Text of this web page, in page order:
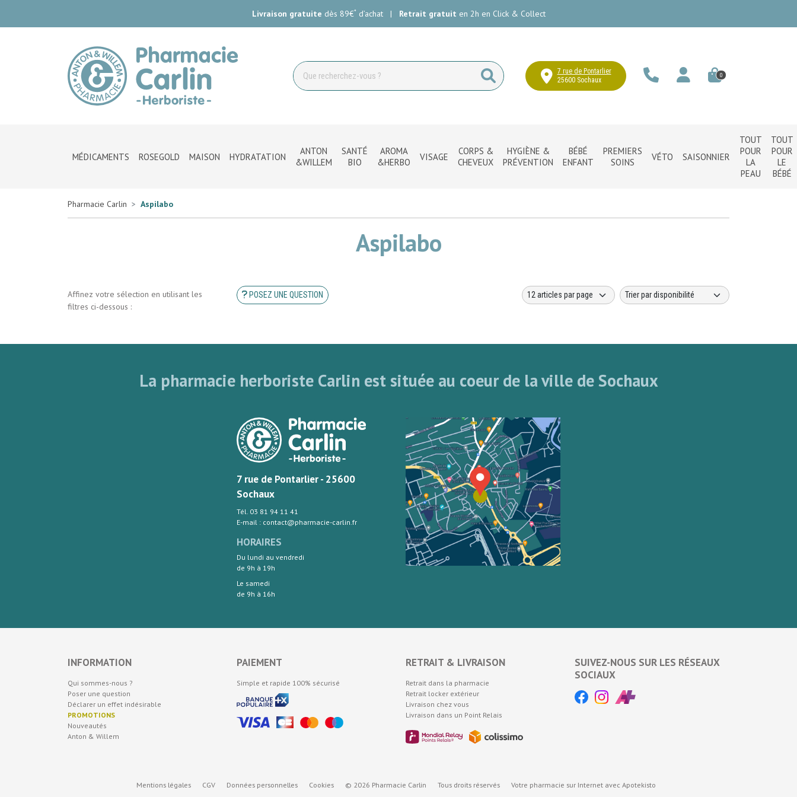
Livraison gratuite dès 89€*d’achat | Retrait gratuit en 2h en Click & Collect
Pharmacie Carlin Votre pharmacie en ligne à votre service
7 rue de Pontarlier
25600 Sochaux
0
MÉDICAMENTS ROSEGOLD MAISON HYDRATATION
ANTON
&WILLEM
SANTÉ
BIO
AROMA
&HERBO
VISAGE
CORPS &
CHEVEUX
HYGIÈNE &
PRÉVENTION
BÉBÉ
ENFANT
PREMIERS
SOINS
VÉTO SAISONNIER
TOUT
POUR
LA
PEAU
TOUT
POUR
LE
BÉBÉ
Pharmacie Carlin Aspilabo
Aspilabo
POSEZ UNE QUESTION
Affinez votre sélection en utilisant les
filtres ci-dessous :
La pharmacie herboriste Carlin est située au coeur de la ville de Sochaux
7 rue de Pontarlier - 25600
Sochaux
Tél. 03 81 94 11 41
E-mail : contact@pharmacie-carlin.fr
HORAIRES
Du lundi au vendredi
de 9h à 19h
Le samedi
de 9h à 16h
INFORMATION
Qui sommes-nous ?
Poser une question
Déclarer un effet indésirable
PROMOTIONS
Nouveautés
Anton & Willem
PAIEMENT
Simple et rapide 100% sécurisé
RETRAIT & LIVRAISON
Retrait dans la pharmacie
Retrait locker extérieur
Livraison chez vous
Livraison dans un Point Relais
SUIVEZ-NOUS SUR LES RÉSEAUX
SOCIAUX
Mentions légales CGV Données personnelles Cookies © 2026 Pharmacie Carlin Tous droits réservés Votre pharmacie sur Internet avec Apotekisto